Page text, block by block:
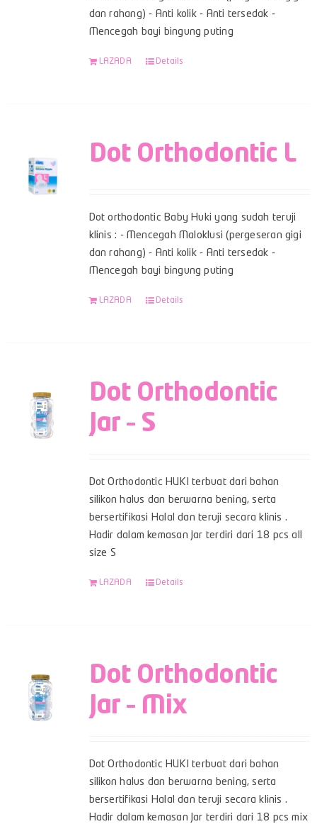
dan rahang) - Anti kolik - Anti tersedak -
Mencegah bayi bingung puting
LAZADA Details
Dot Orthodontic L
Dot orthodontic Baby Huki yang sudah teruji
klinis : - Mencegah Maloklusi (pergeseran gigi
dan rahang) - Anti kolik - Anti tersedak -
Mencegah bayi bingung puting
LAZADA Details
Dot Orthodontic
Jar – S
Dot Orthodontic HUKI terbuat dari bahan
silikon halus dan berwarna bening, serta
bersertifikasi Halal dan teruji secara klinis .
Hadir dalam kemasan Jar terdiri dari 18 pcs all
size S
LAZADA Details
Dot Orthodontic
Jar – Mix
Dot Orthodontic HUKI terbuat dari bahan
silikon halus dan berwarna bening, serta
bersertifikasi Halal dan teruji secara klinis .
Hadir dalam kemasan Jar terdiri dari 18 pcs mix